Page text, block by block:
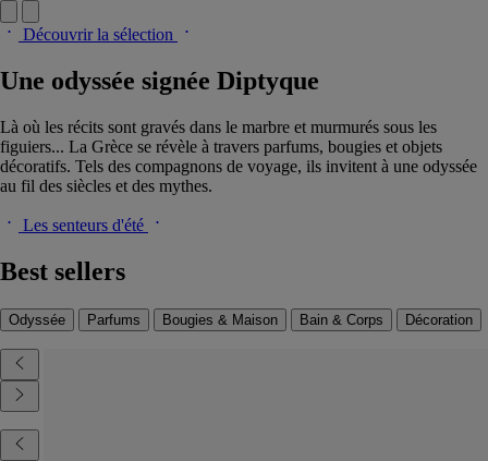
Découvrir la sélection
Une odyssée signée Diptyque
Là où les récits sont gravés dans le marbre et murmurés sous les
figuiers... La Grèce se révèle à travers parfums, bougies et objets
décoratifs. Tels des compagnons de voyage, ils invitent à une odyssée
au fil des siècles et des mythes.
Les senteurs d'été
Best sellers
Odyssée Parfums Bougies & Maison Bain & Corps Décoration